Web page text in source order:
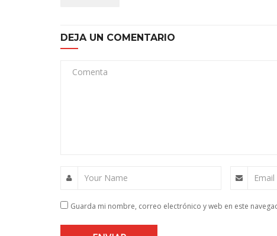
DEJA UN COMENTARIO
Comenta
Your Name Email
Guarda mi nombre, correo electrónico y web en este